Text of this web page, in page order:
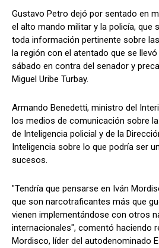
Gustavo Petro dejó por sentado en
el alto mando militar y la policía, que
toda información pertinente sobre
la región con el atentado que se
sábado en contra del senador y
Miguel Uribe Turbay.
Armando Benedetti, ministro del
los medios de comunicación sobre
de Inteligencia policial y de la
Inteligencia sobre lo que podría ser
sucesos.
"Tendría que pensarse en Iván
que son narcotraficantes más que
vienen implementándose con otros
internacionales", comentó haciendo
Mordisco, líder del autodenominado